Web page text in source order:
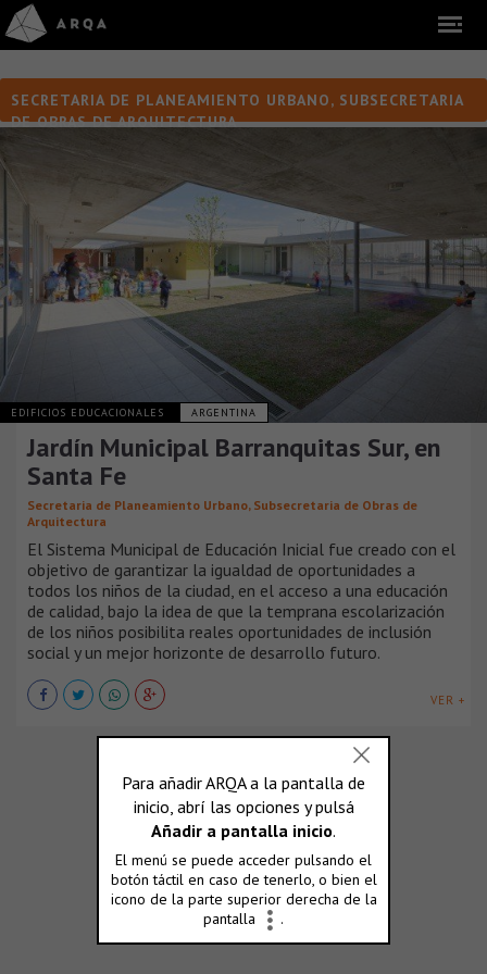
SECRETARIA DE PLANEAMIENTO URBANO, SUBSECRETARIA
DE OBRAS DE ARQUITECTURA
EDIFICIOS EDUCACIONALES ARGENTINA
Jardín Municipal Barranquitas Sur, en
Santa Fe
Secretaria de Planeamiento Urbano, Subsecretaria de Obras de
Arquitectura
El Sistema Municipal de Educación Inicial fue creado con el
objetivo de garantizar la igualdad de oportunidades a
todos los niños de la ciudad, en el acceso a una educación
de calidad, bajo la idea de que la temprana escolarización
de los niños posibilita reales oportunidades de inclusión
social y un mejor horizonte de desarrollo futuro.
VER +